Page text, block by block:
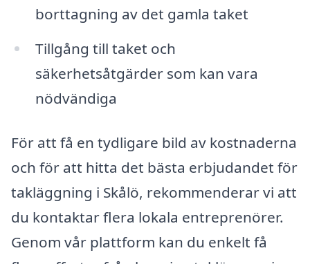
borttagning av det gamla taket
Tillgång till taket och
säkerhetsåtgärder som kan vara
nödvändiga
För att få en tydligare bild av kostnaderna
och för att hitta det bästa erbjudandet för
takläggning i Skålö, rekommenderar vi att
du kontaktar flera lokala entreprenörer.
Genom vår plattform kan du enkelt få